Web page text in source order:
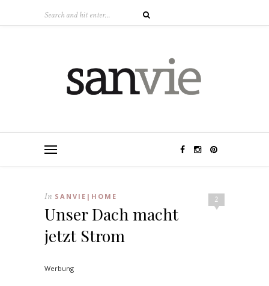
2
In SANVIE|HOME
Unser Dach macht
jetzt Strom
Werbung